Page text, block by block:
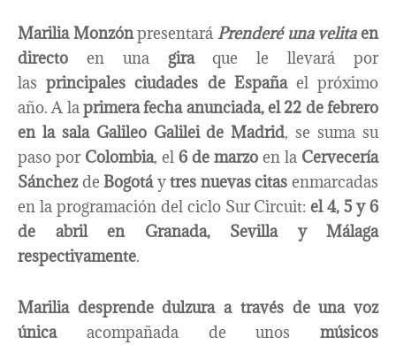
Marilia Monzónpresentará Prenderé una velitaen
directo en una giraque le llevará por
lasprincipales ciudades de Españael próximo
año. A laprimera fecha anunciada, el 22 de febrero
en la sala Galileo Galilei de Madrid, se suma su
paso por Colombia, el 6 de marzo en la Cervecería
SánchezdeBogotáytres nuevas citas enmarcadas
en la programación del ciclo Sur Circuit:el 4, 5 y 6
de abril en Granada, Sevilla y Málaga
respectivamente.
Marilia desprende dulzura a través de una voz
únicaacompañada de unos músicos